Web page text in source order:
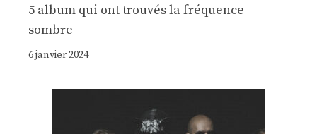
5 album qui ont trouvés la fréquence
sombre
6 janvier 2024